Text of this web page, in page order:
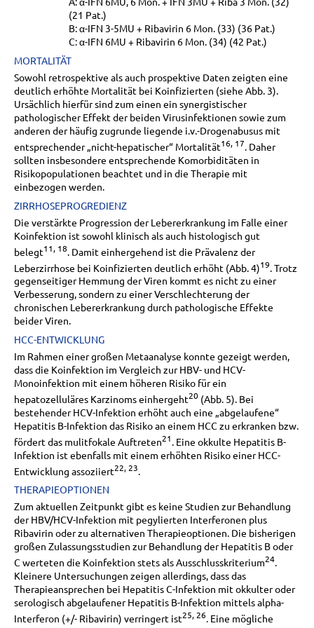
(21 Pat.)
B: α-IFN 3-5MU + Ribavirin 6 Mon. (33) (36 Pat.)
C: α-IFN 6MU + Ribavirin 6 Mon. (34) (42 Pat.)
MORTALITÄT
Sowohl retrospektive als auch prospektive Daten zeigten eine
deutlich erhöhte Mortalität bei Koinfizierten (siehe Abb. 3).
Ursächlich hierfür sind zum einen ein synergistischer
pathologischer Effekt der beiden Virusinfektionen sowie zum
anderen der häufig zugrunde liegende i.v.-Drogenabusus mit
entsprechender „nicht-hepatischer“ Mortalität16, 17. Daher
sollten insbesondere entsprechende Komorbiditäten in
Risikopopulationen beachtet und in die Therapie mit
einbezogen werden.
ZIRRHOSEPROGREDIENZ
Die verstärkte Progression der Lebererkrankung im Falle einer
Koinfektion ist sowohl klinisch als auch histologisch gut
belegt11, 18. Damit einhergehend ist die Prävalenz der
Leberzirrhose bei Koinfizierten deutlich erhöht (Abb. 4)19 . Trotz
gegenseitiger Hemmung der Viren kommt es nicht zu einer
Verbesserung, sondern zu einer Verschlechterung der
chronischen Lebererkrankung durch pathologische Effekte
beider Viren.
HCC-ENTWICKLUNG
Im Rahmen einer großen Metaanalyse konnte gezeigt werden,
dass die Koinfektion im Vergleich zur HBV- und HCV-
Monoinfektion mit einem höheren Risiko für ein
hepatozelluläres Karzinoms einhergeht20 (Abb. 5). Bei
bestehender HCV-Infektion erhöht auch eine „abgelaufene“
Hepatitis B-Infektion das Risiko an einem HCC zu erkranken bzw.
fördert das mulitfokale Auftreten21. Eine okkulte Hepatitis B-
Infektion ist ebenfalls mit einem erhöhten Risiko einer HCC-
Entwicklung assoziiert22, 23
THERAPIEOPTIONEN
Zum aktuellen Zeitpunkt gibt es keine Studien zur Behandlung
der HBV/HCV-Infektion mit pegylierten Interferonen plus
Ribavirin oder zu alternativen Therapieoptionen. Die bisherigen
großen Zulassungsstudien zur Behandlung der Hepatitis B oder
C werteten die Koinfektion stets als Ausschlusskriterium24.
Kleinere Untersuchungen zeigen allerdings, dass das
Therapieansprechen bei Hepatitis C-Infektion mit okkulter oder
serologisch abgelaufener Hepatitis B-Infektion mittels alpha-
Interferon (+/- Ribavirin) verringert ist25, 26 . Eine mögliche